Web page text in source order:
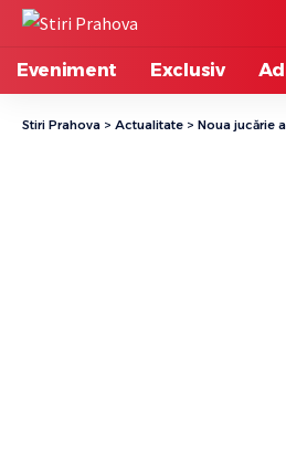
Eveniment Exclusiv
Stiri Prahova > Actualitate > Noua jucărie a polițiștilor români, primită